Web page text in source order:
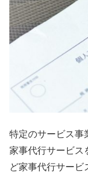
特定のサービス事
家事代行サービス
ど家事代行サービ